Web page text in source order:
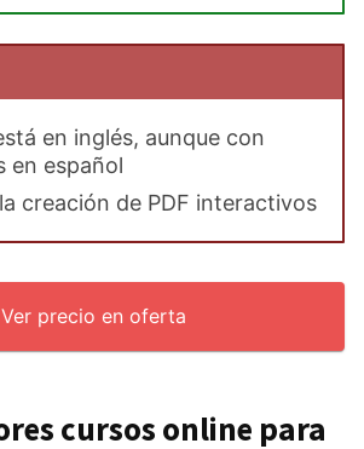
en inglés, aunque con
en español
creación de PDF interactivos
Ver precio en oferta
cursos online para